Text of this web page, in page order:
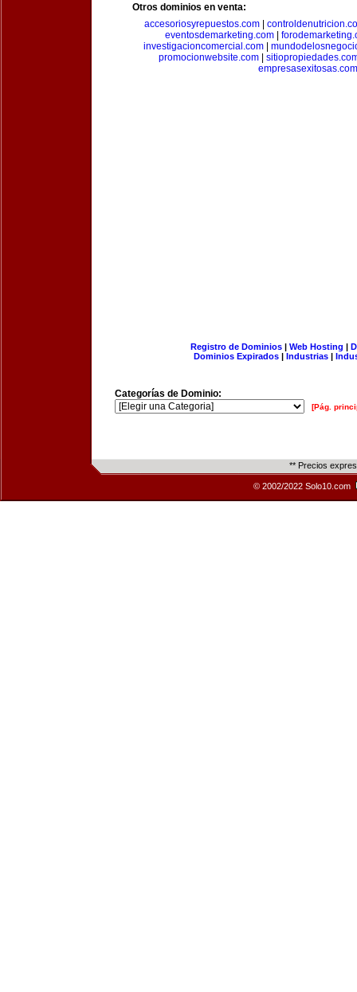
Otros dominios en venta:
accesoriosyrepuestos.com
eventosdemarketing.com|
investigacioncomercial.com
promocionwebsite.com
empresasexitosas.com
Registro de Dominios| Web Hosting |
Dominios Expirados | Industrias |
Categorías de Dominio:
[Pág.
** Precios
© 2002/2022 Solo10.com